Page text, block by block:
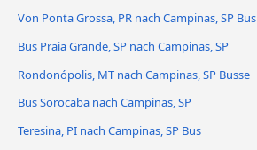
Von Ponta Grossa, PR nach Campinas, SP Bus
Bus Praia Grande, SP nach Campinas, SP
Rondonópolis, MT nach Campinas, SP Busse
Bus Sorocaba nach Campinas, SP
Teresina, PI nach Campinas, SP Bus